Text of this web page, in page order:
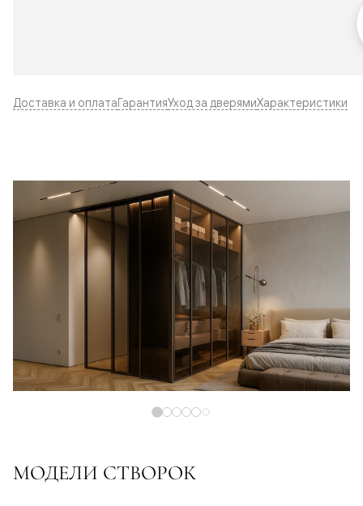
Доставка и оплатаГарантияУход за дверямиХарактеристики
МОДЕЛИ СТВОРОК